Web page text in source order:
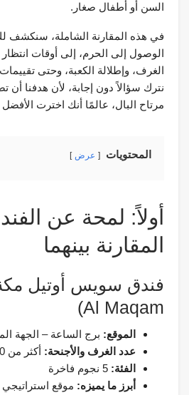
السن أو أطفال صغار.
في هذه المقارنة الشاملة،
الوصول إلى الحرم، إلى أوقات
الغرف، وإطلالة الكعبة، وحتى تقييمات
نترك سؤالاً دون إجابة، لأن هدفنا أن
مرتاح البال، عالمًا أنك اخترت الأفضل
المحتويات عرض
أولاً: لمحة عن
المقارنة بينهما
Al Maqam)
الموقع: برج الساعة – الجهة
عدد الغرف والأجنحة: أكثر من 1,600 غرفة وجناح
الفئة:
أبرز ما يميزه: موقع